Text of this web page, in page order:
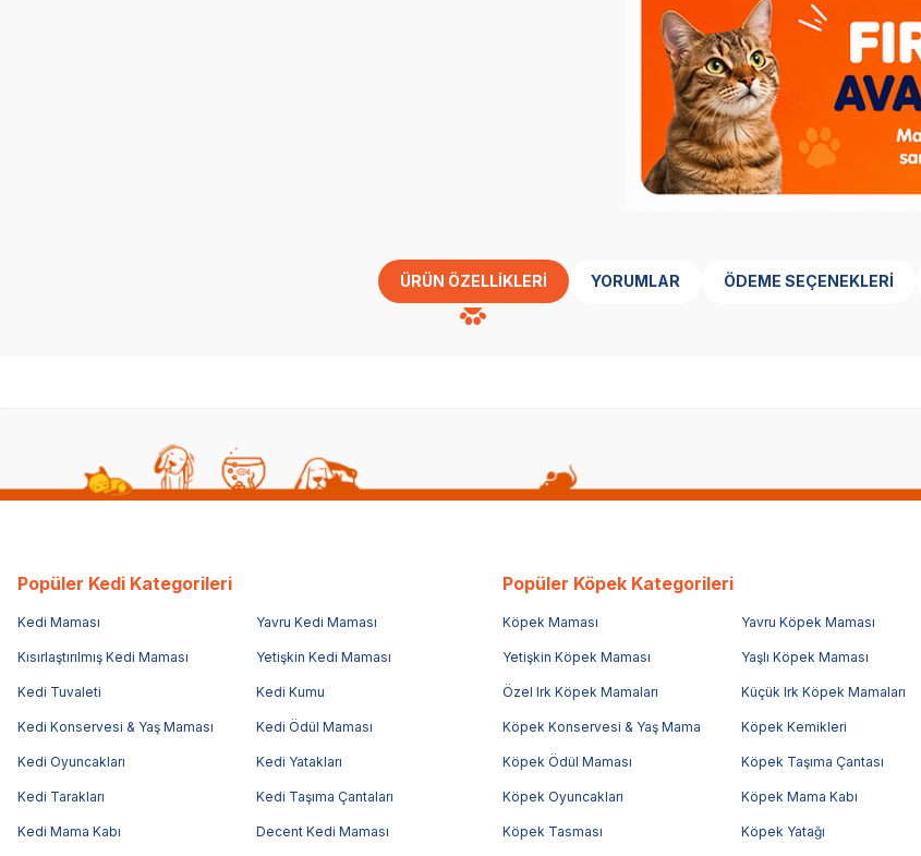
ÜRÜN ÖZELLIKLERI YORUMLAR ÖDEME SEÇENEKLERI
Popüler Kedi Kategorileri
Kedi Maması Yavru Kedi Maması
Kısırlaştırılmış Kedi Maması Yetişkin Kedi Maması
Kedi Tuvaleti Kedi Kumu
Kedi Konservesi & Yaş Maması Kedi Ödül Maması
Kedi Oyuncakları Kedi Yatakları
Kedi Tarakları Kedi Taşıma Çantaları
Kedi Mama Kabı Decent Kedi Maması
Popüler Köpek Kategorileri
Köpek Maması Yavru Köpek Maması
Yetişkin Köpek Maması Yaşlı Köpek Maması
Özel Irk Köpek Mamaları Küçük Irk Köpek Mamaları
Köpek Konservesi & Yaş Mama Köpek Kemikleri
Köpek Ödül Maması Köpek Taşıma Çantası
Köpek Oyuncakları Köpek Mama Kabı
Köpek Tasması Köpek Yatağı